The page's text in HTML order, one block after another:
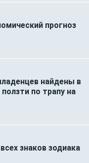
прогноз
найдены в
по трапу на
знаков зодиака